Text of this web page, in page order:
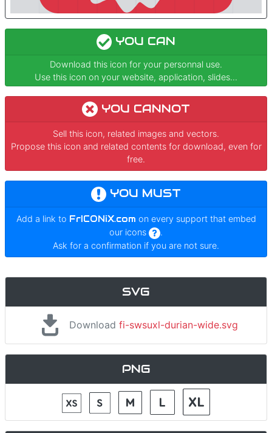
YOU CAN
Download this icon for your personnal use.
Use this icon on your website, application, slides...
YOU CANNOT
Sell this icon, related images and vectors.
Propose this icon and related contents for download, even for
free.
YOU MUST
Add a link to FrICONiX.com on every support that embed
our icons
.
Ask for a confirmation if you are not sure.
SVG
Download fi-swsuxl-durian-wide.svg
PNG